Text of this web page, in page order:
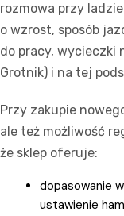
rozmowa przy
o wzrost, sposób
do pracy, wycieczki
Grotnik) i na tej
Przy zakupie
ale też możliwość
że sklep oferuje:
dopasowanie
ustawienie